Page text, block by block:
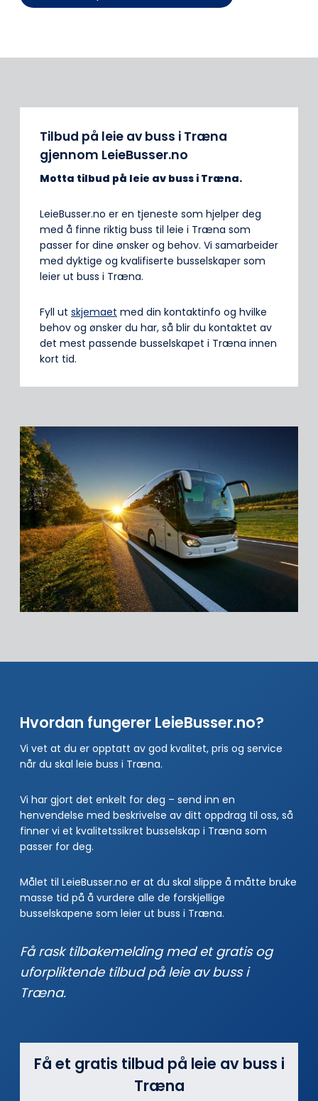
Tilbud på leie av buss i Træna
gjennom LeieBusser.no
Motta tilbud på leie av buss i Træna.
LeieBusser.no er en tjeneste som hjelper deg
med å finne riktig buss til leie i Træna som
passer for dine ønsker og behov. Vi samarbeider
med dyktige og kvalifiserte busselskaper som
leier ut buss i Træna.
Fyll ut skjemaet med din kontaktinfo og hvilke
behov og ønsker du har, så blir du kontaktet av
det mest passende busselskapet i Træna innen
kort tid.
Hvordan fungerer LeieBusser.no?
Vi vet at du er opptatt av god kvalitet, pris og service
når du skal leie buss i Træna.
Vi har gjort det enkelt for deg – send inn en
henvendelse med beskrivelse av ditt oppdrag til oss, så
finner vi et kvalitetssikret busselskap i Træna som
passer for deg.
Målet til LeieBusser.no er at du skal slippe å måtte bruke
masse tid på å vurdere alle de forskjellige
busselskapene som leier ut buss i Træna.
Få rask tilbakemelding med et gratis og
uforpliktende tilbud på leie av buss i
Træna.
Få et gratis tilbud på leie av buss i
Træna